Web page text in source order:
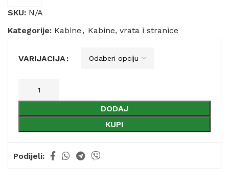
SKU: N/A
Kategorije: Kabine , Kabine, vrata i stranice
VARIJACIJA
DODAJ
KUPI
Podijeli: